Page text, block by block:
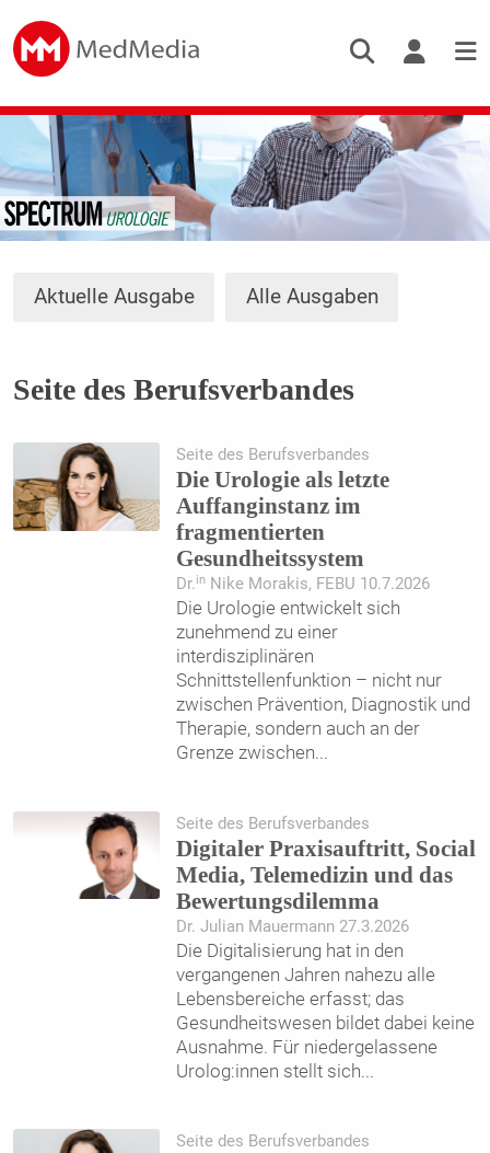
Aktuelle Ausgabe Alle Ausgaben
Seite des Berufsverbandes
Seite des Berufsverbandes
Die Urologie als letzte
Auffanginstanz im
fragmentierten
Gesundheitssystem
Dr.inNike Morakis, FEBU 10.7.2026
Die Urologie entwickelt sich
zunehmend zu einer
interdisziplinären
Schnittstellenfunktion – nicht nur
zwischen Prävention, Diagnostik und
Therapie, sondern auch an der
Grenze zwischen...
Seite des Berufsverbandes
Digitaler Praxisauftritt, Social
Media, Telemedizin und das
Bewertungsdilemma
Dr. Julian Mauermann 27.3.2026
Die Digitalisierung hat in den
vergangenen Jahren nahezu alle
Lebensbereiche erfasst; das
Gesundheitswesen bildet dabei keine
Ausnahme. Für niedergelassene
Urolog:innen stellt sich...
Seite des Berufsverbandes